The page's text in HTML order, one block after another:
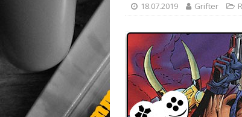
18.07.2019 Grifter